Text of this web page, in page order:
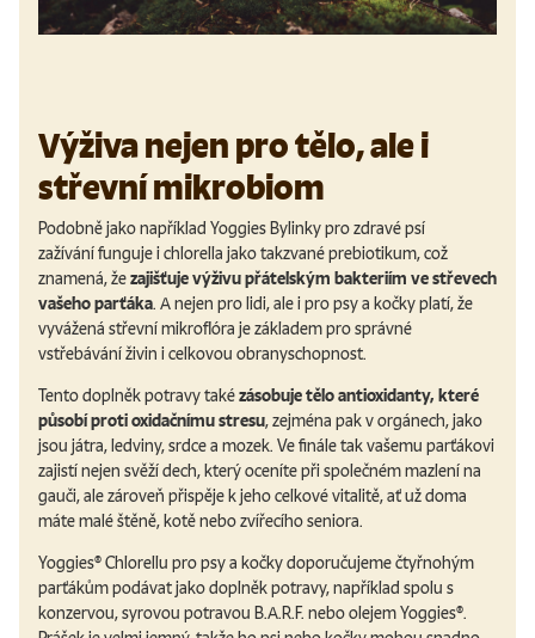
Výživa nejen pro tělo, ale i
střevní mikrobiom
Podobně jako například Yoggies Bylinky pro zdravé psí
zažívání funguje i chlorella jako takzvané prebiotikum, což
znamená, žezajišťuje výživu přátelským bakteriím ve střevech
vašeho parťáka. A nejen pro lidi, ale i pro psy a kočky platí, že
vyvážená střevní mikroflóra je základem pro správné
vstřebávání živin i celkovou obranyschopnost.
Tento doplněk potravy takézásobuje tělo antioxidanty, které
působí proti oxidačnímu stresu, zejména pak v orgánech, jako
jsou játra, ledviny, srdce a mozek. Ve finále tak vašemu parťákovi
zajistí nejen svěží dech, který oceníte při společném mazlení na
gauči, ale zároveň přispěje k jeho celkové vitalitě, ať už doma
máte malé štěně, kotě nebo zvířecího seniora.
Yoggies® Chlorellu pro psy a kočky doporučujeme čtyřnohým
parťákům podávat jako doplněk potravy, například spolu s
konzervou, syrovou potravou B.A.R.F. nebo olejem Yoggies®.